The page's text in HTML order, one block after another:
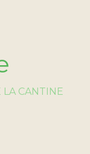
LA CANTINE